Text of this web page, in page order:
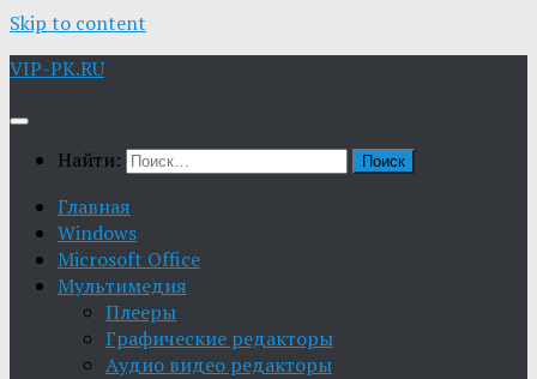
Skip to content
VIP-PK.RU
Найти:
Главная
Windows
Microsoft Office
Мультимедия
Плееры
Графические редакторы
Aудио видео редакторы